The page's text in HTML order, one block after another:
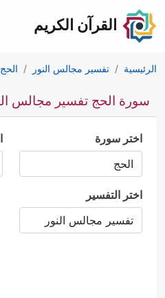
القرآن الكريم
الرئيسية تفسير مجالس النور الحج
سورة الحج تفسير مجالس النور
اختر سورة
اختر التفسير